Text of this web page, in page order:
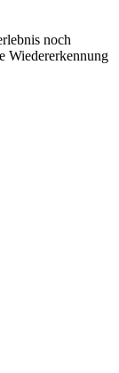
noch
Wiedererkennung